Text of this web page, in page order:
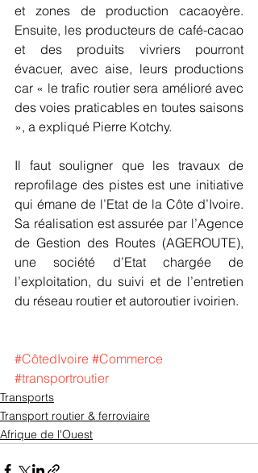
et zones de production cacaoyère.
Ensuite, les producteurs de café-cacao
et des produits vivriers pourront
évacuer, avec aise, leurs productions
car « le trafic routier sera amélioré avec
des voies praticables en toutes saisons
», a expliqué Pierre Kotchy.
Il faut souligner que les travaux de
reprofilage des pistes est une initiative
qui émane de l’Etat de la Côte d’Ivoire.
Sa réalisation est assurée par l’Agence
de Gestion des Routes (AGEROUTE),
une société d’Etat chargée de
l’exploitation, du suivi et de l’entretien
du réseau routier et autoroutier ivoirien.
#CôtedIvoire #Commerce
#transportroutier
Transports
Transport routier & ferroviaire
Afrique de l'Ouest